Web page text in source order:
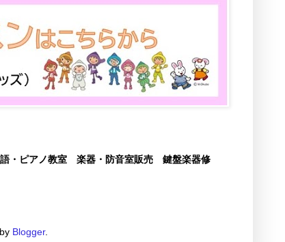
語・ピアノ教室 楽器・防音室販売 鍵盤楽器修
Blogger.